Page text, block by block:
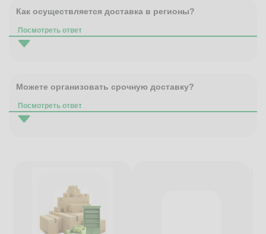
Как осуществляется доставка в регионы?
Посмотреть ответ
Можете организовать срочную доставку?
Посмотреть ответ